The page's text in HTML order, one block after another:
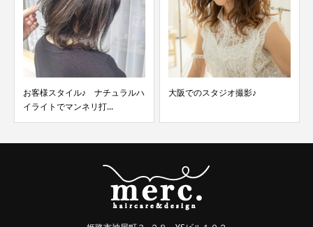
大阪でのスタジオ撮影♪
お客様スタイル♪ シークレット